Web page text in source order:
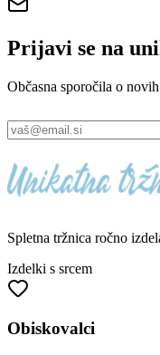
Prijavi se na
Občasna sporočila o
Spletna tržnica ročno
Izdelki s srcem
Obiskovalci